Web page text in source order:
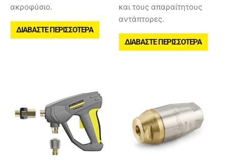
ακροφύσιο.
ΔΙΑΒΆΣΤΕ ΠΕΡΙΣΣΌΤΕΡΑ
και τους απαραίτητους
αντάπτορες.
ΔΙΑΒΆΣΤΕ ΠΕΡΙΣΣΌΤΕΡΑ